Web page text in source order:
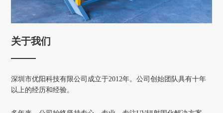
关于我们
深圳市优阳科技有限公司成立于2012年。公司创始团队具有十年
以上的经历和经验。